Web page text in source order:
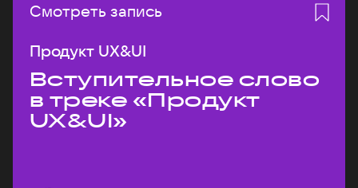
Смотреть запись
Продукт UX&UI
Вступительное слово
в треке «Продукт
UX&UI»